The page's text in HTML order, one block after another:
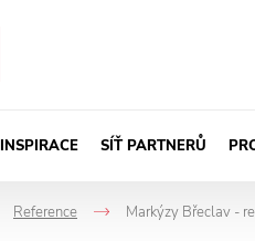
INSPIRACE SÍŤ PARTNERŮ
->
Reference Markýzy Břeclav -